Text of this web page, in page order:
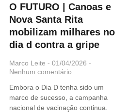
O FUTURO | Canoas e
Nova Santa Rita
mobilizam milhares no
dia d contra a gripe
Marco Leite 01/04/2026
Nenhum comentário
Embora o Dia D tenha sido um
marco de sucesso, a campanha
nacional de vacinação continua.